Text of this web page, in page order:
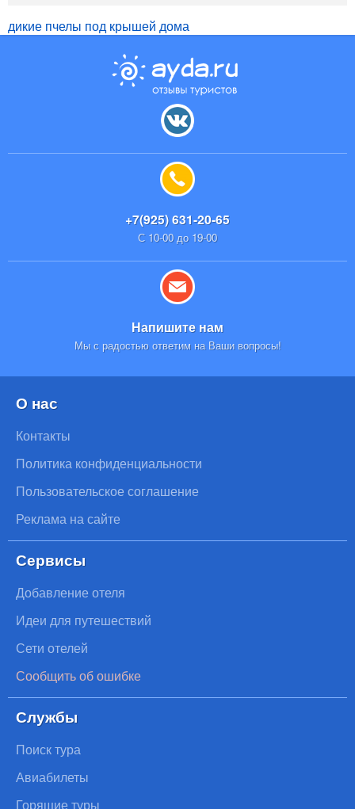
дикие пчелы под крышей дома
+7(925) 631-20-65
С 10-00 до 19-00
Напишите нам
Мы с радостью ответим на Ваши вопросы!
О нас
Контакты
Политика конфиденциальности
Пользовательское соглашение
Реклама на сайте
Сервисы
Добавление отеля
Идеи для путешествий
Сети отелей
Сообщить об ошибке
Службы
Поиск тура
Авиабилеты
Горящие туры